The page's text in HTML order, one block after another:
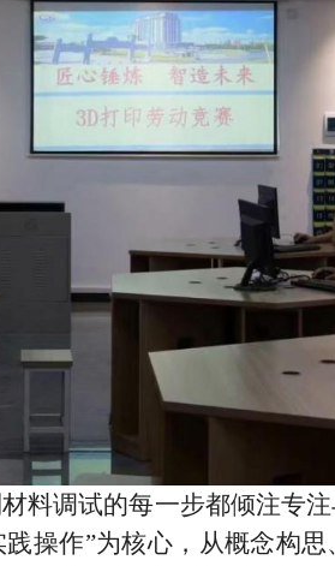
料调试的每一步都倾注专
操作”为核心，从概念构